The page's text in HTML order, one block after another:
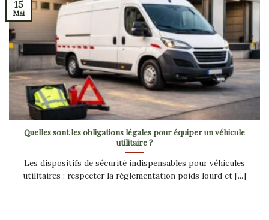
Quelles sont les obligations légales pour équiper un véhicule
utilitaire ?
Les dispositifs de sécurité indispensables pour véhicules
utilitaires : respecter la réglementation poids lourd et [...]
15
Mai